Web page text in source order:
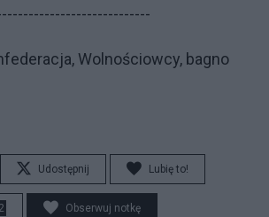
Wolnościowcy, bagno
Udostępnij Lubię to!
Obserwuj notkę